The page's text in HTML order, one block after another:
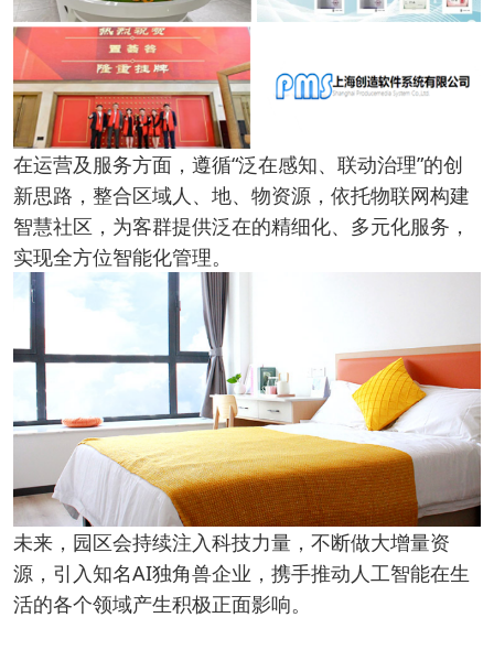
在运营及服务方面，遵循“泛在感知、联动治理”的创
新思路，整合区域人、地、物资源，依托物联网构建
智慧社区，为客群提供泛在的精细化、多元化服务，
实现全方位智能化管理。
未来，园区会持续注入科技力量，不断做大增量资
源，引入知名AI独角兽企业，携手推动人工智能在生
活的各个领域产生积极正面影响。